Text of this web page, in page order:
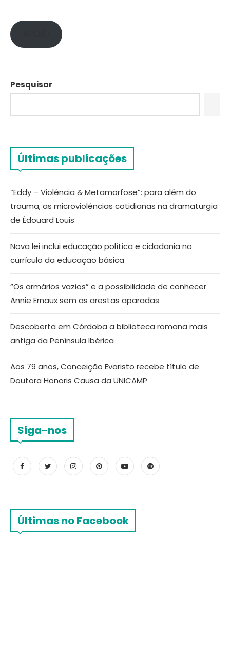
Pesquisar
Últimas publicações
“Eddy – Violência & Metamorfose”: para além do
trauma, as microviolências cotidianas na dramaturgia
de Édouard Louis
Nova lei inclui educação política e cidadania no
currículo da educação básica
“Os armários vazios” e a possibilidade de conhecer
Annie Ernaux sem as arestas aparadas
Descoberta em Córdoba a biblioteca romana mais
antiga da Península Ibérica
Aos 79 anos, Conceição Evaristo recebe título de
Doutora Honoris Causa da UNICAMP
Siga-nos
Últimas no Facebook